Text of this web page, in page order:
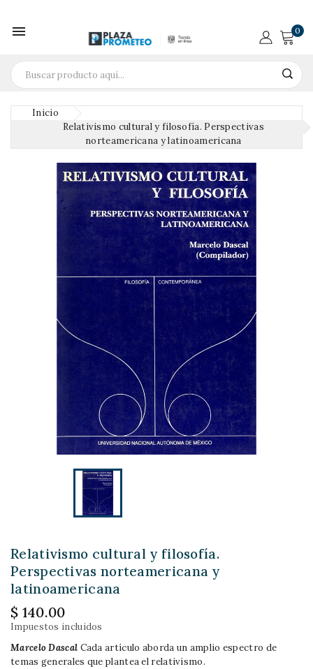
 0
Inicio
Relativismo cultural y filosofía. Perspectivas
norteamericana y latinoamericana
Relativismo cultural y filosofía.
Perspectivas norteamericana y
latinoamericana
$ 140.00
Impuestos incluidos
Marcelo Dascal Cada artículo aborda un amplio espectro de
temas generales que plantea el relativismo.